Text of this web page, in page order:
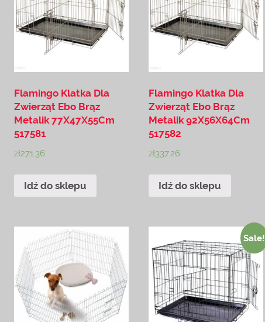
Flamingo Klatka Dla
Zwierząt Ebo Brąz
Metalik 77X47X55Cm
517581
zł271.36
Idź do sklepu
Flamingo Klatka Dla
Zwierząt Ebo Brąz
Metalik 92X56X64Cm
517582
zł337.26
Idź do sklepu
Sale!